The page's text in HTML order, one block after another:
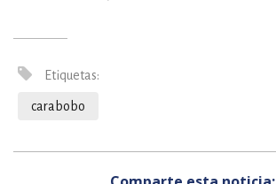
Etiquetas:
carabobo